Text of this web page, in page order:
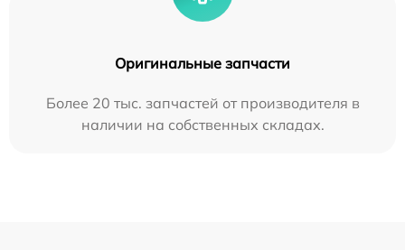
Оригинальные запчасти
Более 20 тыс. запчастей от производителя в
наличии на собственных складах.